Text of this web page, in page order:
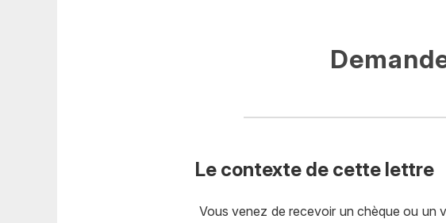
Le contexte de cette lettre
Vous venez de recevoir un chèque ou un